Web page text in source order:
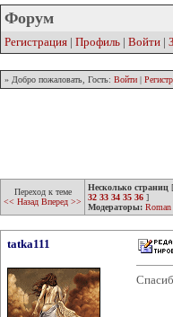
Форум
Регистрация | Профиль | Войти |
» Добро пожаловать, Гость: Войти |
Переход к теме
<< Назад Вперед >>
Несколько страниц [
32 33 34 35 36 ]
Модераторы:
tatka111